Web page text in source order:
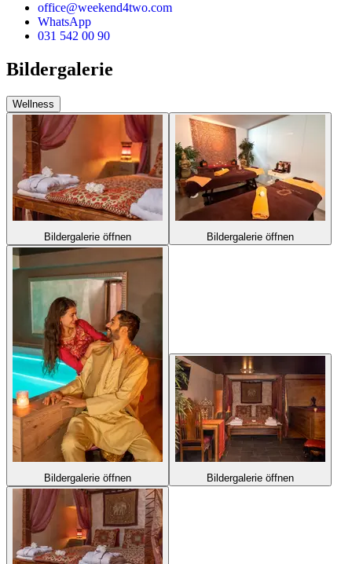
office@weekend4two.com
WhatsApp
031 542 00 90
Bildergalerie
Wellness
Bildergalerie öffnen Bildergalerie öffnen
Bildergalerie öffnen Bildergalerie öffnen